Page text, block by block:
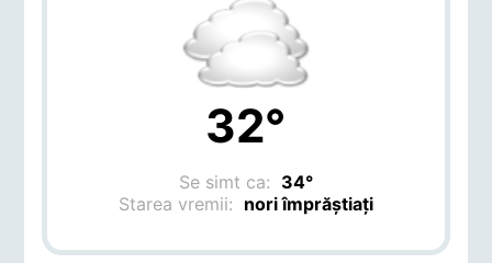
32°
Se simt ca: 34°
Starea vremii: nori împrăștiați